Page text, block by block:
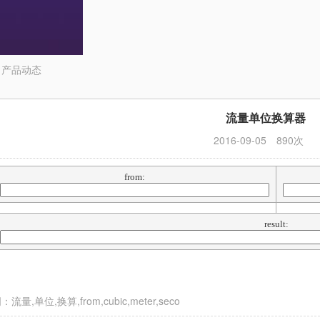
产品动态
流量单位换算器
2016-09-05 890次
from:
result:
流量,单位,换算,from,cubic,meter,seco